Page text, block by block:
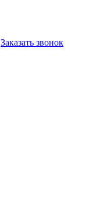
Заказать звонок